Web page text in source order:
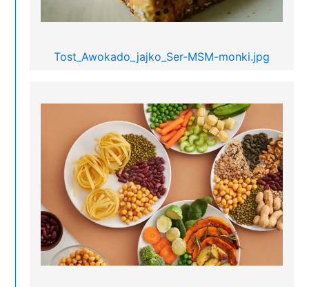
Tost_Awokado_jajko_Ser-MSM-monki.jpg